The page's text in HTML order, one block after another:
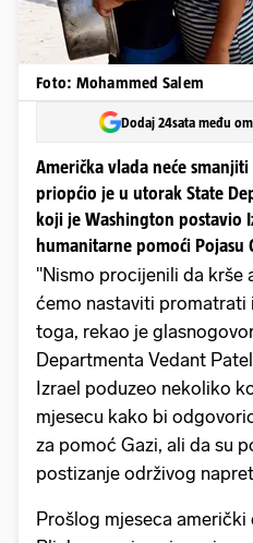
Foto: Mohammed Salem
Dodaj 24sata među
Američka vlada neće
priopćio je u utorak State
koji je Washington postavio
humanitarne pomoći Pojasu
"Nismo procijenili da krše
ćemo nastaviti promatrati
toga, rekao je
Departmenta Vedant
Izrael poduzeo nekoliko
mjesecu kako bi
za pomoć Gazi, ali da su
postizanje održivog
Prošlog mjeseca